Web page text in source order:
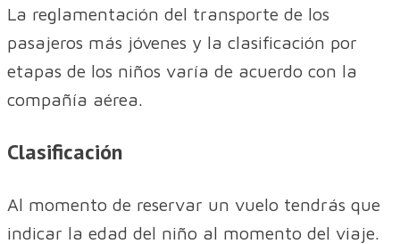
La reglamentación del transporte de los
pasajeros más jóvenes y la clasificación por
etapas de los niños varía de acuerdo con la
compañía aérea.
Clasificación
Al momento de reservar un vuelo tendrás que
indicar la edad del niño al momento del viaje.